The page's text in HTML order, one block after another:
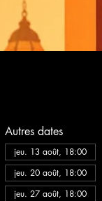
Autres dates
jeu. 13 août, 18:00
jeu. 20 août, 18:00
jeu. 27 août, 18:00